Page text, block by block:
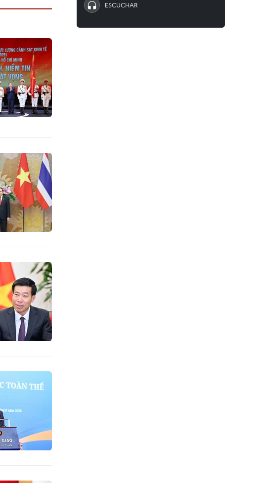
ESCUCHAR